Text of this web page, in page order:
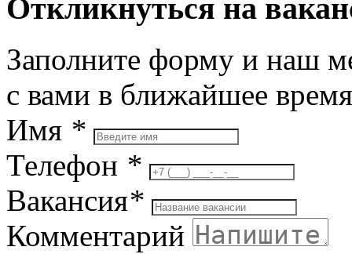
Откликнуться на
Заполните форму и наш
с вами в ближайшее время
Имя *
Телефон *
Вакансия*
Комментарий